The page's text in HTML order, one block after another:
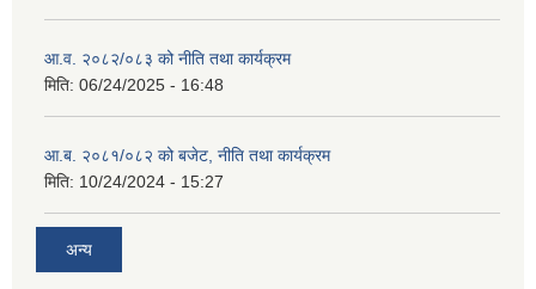
आ.व. २०८२/०८३ को नीति तथा कार्यक्रम
मिति: 06/24/2025 - 16:48
आ.ब. २०८१/०८२ को बजेट, नीति तथा कार्यक्रम
मिति: 10/24/2024 - 15:27
अन्य